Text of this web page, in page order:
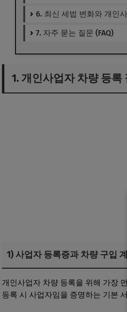
6. 최신 세법 변화와 개인
7. 자주 묻는 질문 (FAQ)
1. 개인사업자 차량 등록
1) 사업자 등록증과 차량 구입 계
개인사업자 차량 등록을 위해 가장
등록 시 사업자임을 증명하는 기본